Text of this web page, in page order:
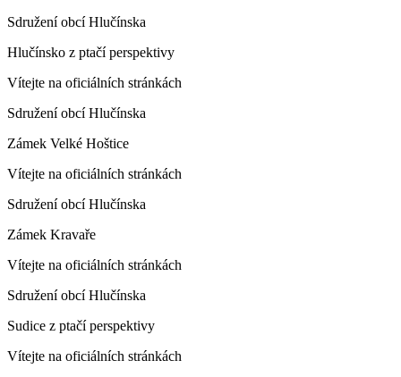
Sdružení obcí Hlučínska
Hlučínsko z ptačí perspektivy
Vítejte na oficiálních stránkách
Sdružení obcí Hlučínska
Zámek Velké Hoštice
Vítejte na oficiálních stránkách
Sdružení obcí Hlučínska
Zámek Kravaře
Vítejte na oficiálních stránkách
Sdružení obcí Hlučínska
Sudice z ptačí perspektivy
Vítejte na oficiálních stránkách